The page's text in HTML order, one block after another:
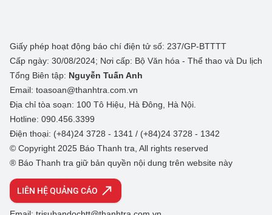
Giấy phép hoạt động báo chí điện tử số: 237/GP-BTTTT
Cấp ngày: 30/08/2024; Nơi cấp: Bộ Văn hóa - Thể thao và Du lịch
Tổng Biên tập: Nguyễn Tuấn Anh
Email: toasoan@thanhtra.com.vn
Địa chỉ tòa soạn: 100 Tô Hiệu, Hà Đông, Hà Nội.
Hotline: 090.456.3399
Điện thoại: (+84)24 3728 - 1341 / (+84)24 3728 - 1342
© Copyright 2025 Báo Thanh tra, All rights reserved
® Báo Thanh tra giữ bản quyền nội dung trên website này
LIÊN HỆ QUẢNG CÁO